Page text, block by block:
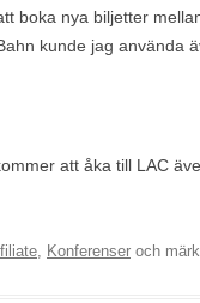
boka nya biljetter
kunde jag använda
att åka till LAC
, Konferenser och